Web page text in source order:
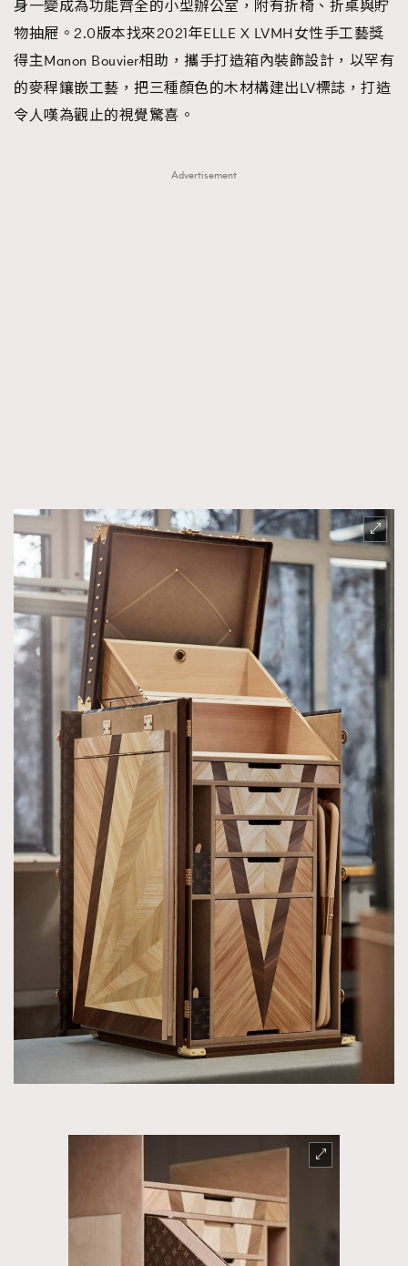
AFrenchMind
DressLikeAParisienne
EmpowerF
FashionWeek FigaroAesthetic
身一變成為功能齊全的小型辦公室，附有折椅、折桌與貯
物抽屜。2.0版本找來2021年ELLE X LVMH女性手工藝獎
得主Manon Bouvier相助，攜手打造箱內裝飾設計，以罕有
的麥稈鑲嵌工藝，把三種顏色的木材構建出LV標誌，打造
令人嘆為觀止的視覺驚喜。
Advertisement